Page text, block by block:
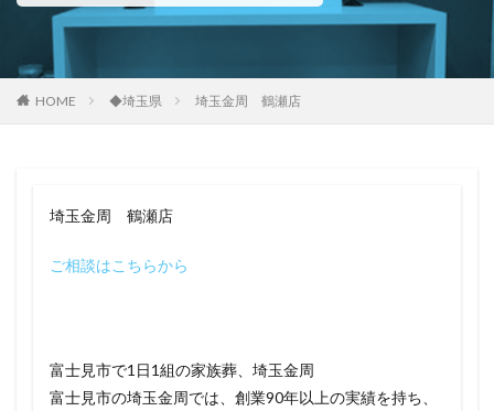
HOME ◆埼玉県 埼玉金周 鶴瀬店
埼玉金周 鶴瀬店
ご相談はこちらから
富士見市で1日1組の家族葬、埼玉金周
富士見市の埼玉金周では、創業90年以上の実績を持ち、